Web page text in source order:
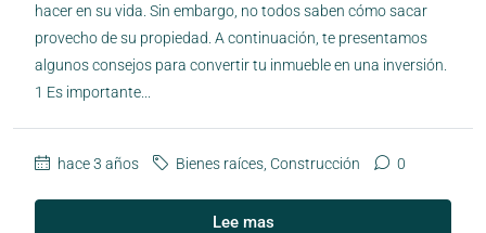
hacer en su vida. Sin embargo, no todos saben cómo sacar
provecho de su propiedad. A continuación, te presentamos
algunos consejos para convertir tu inmueble en una inversión.
1 Es importante...
hace 3 años Bienes raíces Construcción 0
Lee mas